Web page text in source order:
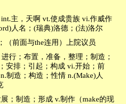
主，天啊 vt.使成贵族 vi.作威作
人名；(瑞典)洛德；(法)洛尔
（前面与the连用）上院议员
行；布置，准备，整理；制造；
安排；引起；构成 vi.开始；前
制造；构造；性情 n.(Make)人
；制造；形成 v.制作（make的现